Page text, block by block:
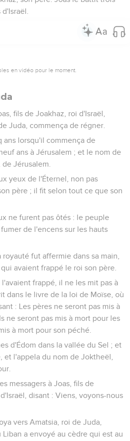
en vidéo pour le moment.
fils de Joakhaz, roi d'Israël,
Juda, commença de régner.
ans lorsqu'il commença de
ans à Jérusalem ; et le nom de
Jérusalem.
yeux de l'Éternel, non pas
père ; il fit selon tout ce que son
ne furent pas ôtés : le peuple
de l'encens sur les hauts
fut affermie dans sa main,
avaient frappé le roi son père.
frappé, il ne les mit pas à
dans le livre de la loi de Moïse, où
: Les pères ne seront pas mis à
ne seront pas mis à mort pour les
à mort pour son péché.
d'Édom dans la vallée du Sel ; et
et l'appela du nom de Joktheël,
messagers à Joas, fils de
disant : Viens, voyons-nous
vers Amatsia, roi de Juda,
a envoyé au cèdre qui est au